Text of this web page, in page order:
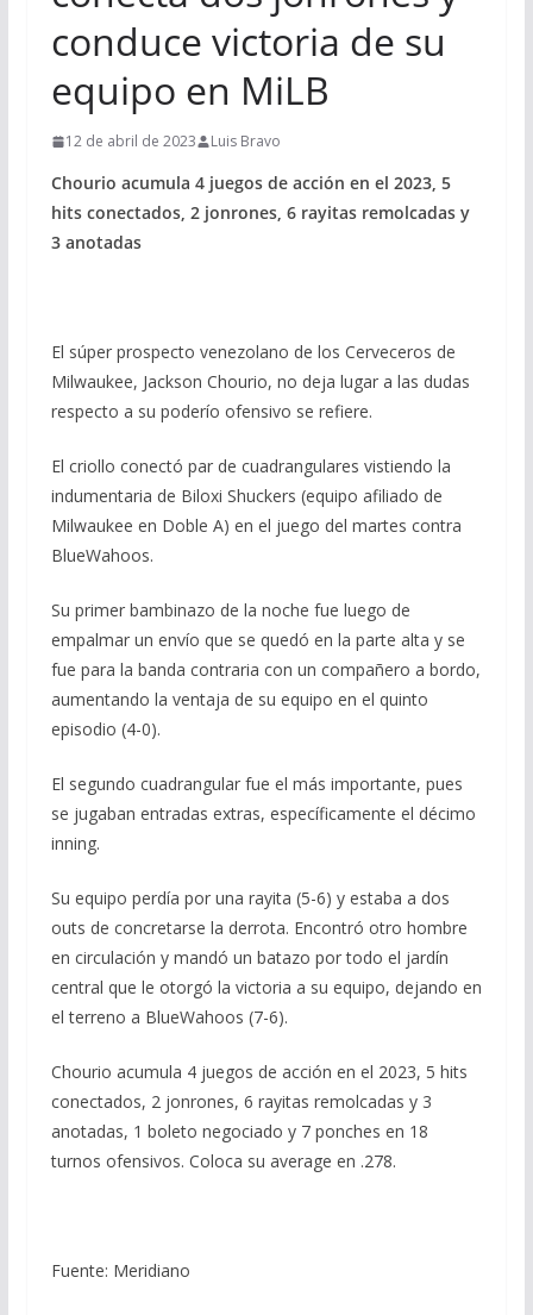
conduce victoria de su
equipo en MiLB
12 de abril de 2023 Luis Bravo
Chourio acumula 4 juegos de acción en el 2023, 5
hits conectados, 2 jonrones, 6 rayitas remolcadas y
3 anotadas
El súper prospecto venezolano de los Cerveceros de
Milwaukee, Jackson Chourio, no deja lugar a las dudas
respecto a su poderío ofensivo se refiere.
El criollo conectó par de cuadrangulares vistiendo la
indumentaria de Biloxi Shuckers (equipo afiliado de
Milwaukee en Doble A) en el juego del martes contra
BlueWahoos.
Su primer bambinazo de la noche fue luego de
empalmar un envío que se quedó en la parte alta y se
fue para la banda contraria con un compañero a bordo,
aumentando la ventaja de su equipo en el quinto
episodio (4-0).
El segundo cuadrangular fue el más importante, pues
se jugaban entradas extras, específicamente el décimo
inning.
Su equipo perdía por una rayita (5-6) y estaba a dos
outs de concretarse la derrota. Encontró otro hombre
en circulación y mandó un batazo por todo el jardín
central que le otorgó la victoria a su equipo, dejando en
el terreno a BlueWahoos (7-6).
Chourio acumula 4 juegos de acción en el 2023, 5 hits
conectados, 2 jonrones, 6 rayitas remolcadas y 3
anotadas, 1 boleto negociado y 7 ponches en 18
turnos ofensivos. Coloca su average en .278.
Fuente: Meridiano